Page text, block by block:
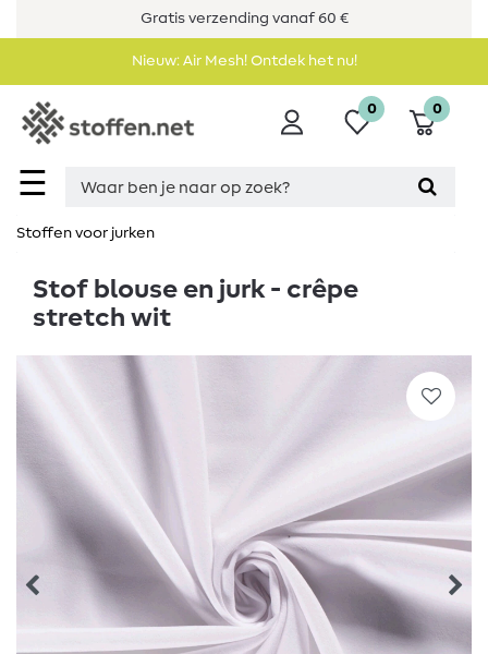
Gratis verzending vanaf 60 €
Nieuw: Air Mesh! Ontdek het nu!
☰
0 0
Stoffen voor jurken
Stof blouse en jurk - crêpe
stretch wit